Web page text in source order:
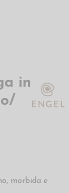
in
morbida e